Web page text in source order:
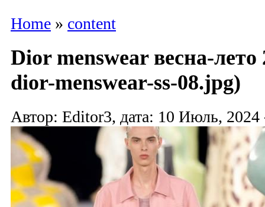
Home » content
Dior menswear весна-лето
dior-menswear-ss-08.jpg)
Автор: Editor3, дата: 10 Июль, 2024